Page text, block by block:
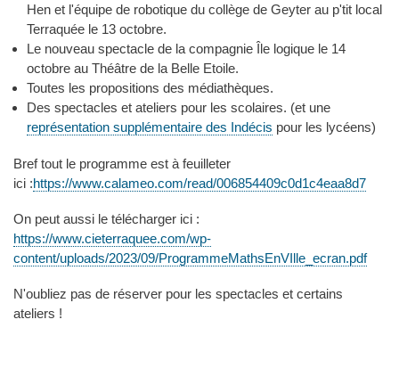
Hen et l'équipe de robotique du collège de Geyter au p'tit local
Terraquée le 13 octobre.
Le nouveau spectacle de la compagnie Île logique le 14
octobre au Théâtre de la Belle Etoile.
Toutes les propositions des médiathèques.
Des spectacles et ateliers pour les scolaires. (et une
représentation supplémentaire des Indécis pour les lycéens)
Bref tout le programme est à feuilleter
ici :https://www.calameo.com/read/006854409c0d1c4eaa8d7
On peut aussi le télécharger ici :
https://www.cieterraquee.com/wp-
content/uploads/2023/09/ProgrammeMathsEnVIlle_ecran.pdf
N'oubliez pas de réserver pour les spectacles et certains
ateliers !